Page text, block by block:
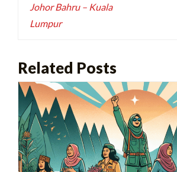
Johor Bahru – Kuala
Lumpur
Related Posts